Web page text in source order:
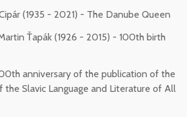
(1935 - 2021) - The Danube Queen
Ťapák (1926 - 2015) - 100th birth
anniversary of the publication of the
the Slavic Language and Literature of All